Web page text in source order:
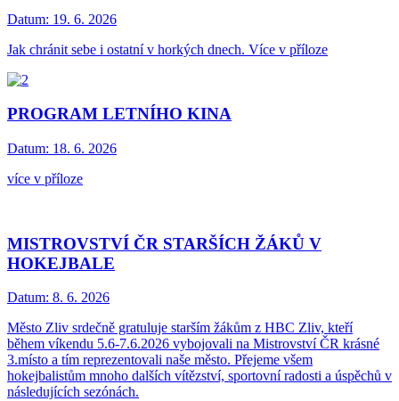
Datum: 19. 6. 2026
Jak chránit sebe i ostatní v horkých dnech. Více v příloze
PROGRAM LETNÍHO KINA
Datum: 18. 6. 2026
více v příloze
MISTROVSTVÍ ČR STARŠÍCH ŽÁKŮ V
HOKEJBALE
Datum: 8. 6. 2026
Město Zliv srdečně gratuluje starším žákům z HBC Zliv, kteří
během víkendu 5.6-7.6.2026 vybojovali na Mistrovství ČR krásné
3.místo a tím reprezentovali naše město. Přejeme všem
hokejbalistům mnoho dalších vítězství, sportovní radosti a úspěchů v
následujících sezónách.